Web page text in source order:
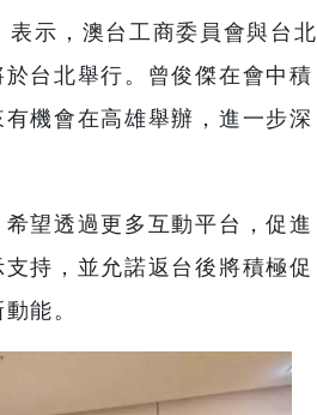
示，澳台工商委員會與台北
台北舉行。曾俊傑在會中積
機會在高雄舉辦，進一步深
望透過更多互動平台，促進
持，並允諾返台後將積極促
能。